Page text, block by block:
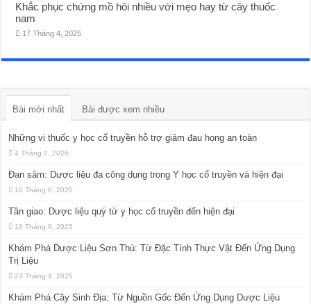
Khắc phục chứng mồ hôi nhiều với mẹo hay từ cây thuốc
nam
17 Tháng 4, 2025
Bài mới nhất Bài được xem nhiều
Những vị thuốc y học cổ truyền hỗ trợ giảm đau họng an toàn
4 Tháng 2, 2026
Đan sâm: Dược liệu đa công dụng trong Y học cổ truyền và hiện đại
10 Tháng 6, 2025
Tần giao: Dược liệu quý từ y học cổ truyền đến hiện đại
10 Tháng 6, 2025
Khám Phá Dược Liệu Sơn Thù: Từ Đặc Tính Thực Vật Đến Ứng Dụng
Trị Liệu
23 Tháng 4, 2025
Khám Phá Cây Sinh Địa: Từ Nguồn Gốc Đến Ứng Dụng Dược Liệu